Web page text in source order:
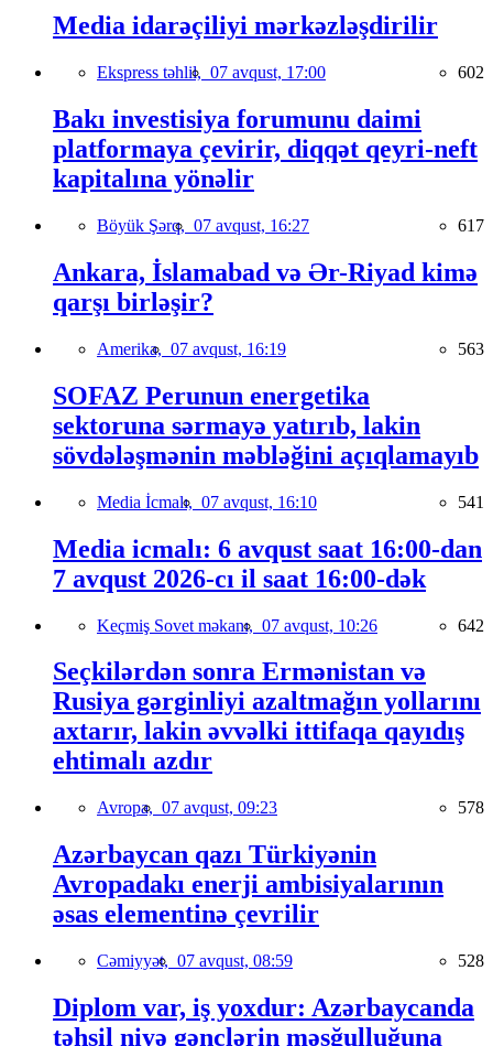
Media idarəçiliyi mərkəzləşdirilir
Ekspress təhlil, 07 avqust, 17:00 602
Bakı investisiya forumunu daimi
platformaya çevirir, diqqət qeyri-neft
kapitalına yönəlir
Böyük Şərq, 07 avqust, 16:27 617
Ankara, İslamabad və Ər-Riyad kimə
qarşı birləşir?
Amerika, 07 avqust, 16:19 563
SOFAZ Perunun energetika
sektoruna sərmayə yatırıb, lakin
sövdələşmənin məbləğini açıqlamayıb
Media İcmalı, 07 avqust, 16:10 541
Media icmalı: 6 avqust saat 16:00-dan
7 avqust 2026-cı il saat 16:00-dək
Keçmiş Sovet məkanı, 07 avqust, 10:26 642
Seçkilərdən sonra Ermənistan və
Rusiya gərginliyi azaltmağın yollarını
axtarır, lakin əvvəlki ittifaqa qayıdış
ehtimalı azdır
Avropa, 07 avqust, 09:23 578
Azərbaycan qazı Türkiyənin
Avropadakı enerji ambisiyalarının
əsas elementinə çevrilir
Cəmiyyət, 07 avqust, 08:59 528
Diplom var, iş yoxdur: Azərbaycanda
təhsil niyə gənclərin məşğulluğuna